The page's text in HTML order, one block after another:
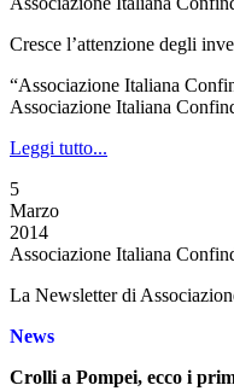
Cresce l’attenzione degli
“Associazione Italiana
Associazione Italiana
Leggi tutto...
5
Marzo
2014
Associazione Italiana
La Newsletter di
News
Crolli a Pompei, ecco i